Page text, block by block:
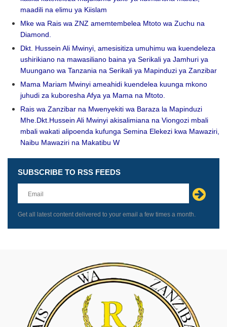
maadili na elimu ya Kiislam
Mke wa Rais wa ZNZ amemtembelea Mtoto wa Zuchu na
Diamond.
Dkt. Hussein Ali Mwinyi, amesisitiza umuhimu wa kuendeleza
ushirikiano na mawasiliano baina ya Serikali ya Jamhuri ya
Muungano wa Tanzania na Serikali ya Mapinduzi ya Zanzibar
Mama Mariam Mwinyi ameahidi kuendelea kuunga mkono
juhudi za kuboresha Afya ya Mama na Mtoto.
Rais wa Zanzibar na Mwenyekiti wa Baraza la Mapinduzi
Mhe.Dkt.Hussein Ali Mwinyi akisalimiana na Viongozi mbali
mbali wakati alipoenda kufunga Semina Elekezi kwa Mawaziri,
Naibu Mawaziri na Makatibu W
Leave
this
field
blank
SUBSCRIBE TO RSS FEEDS
Get all latest content delivered to your email a few times a month.